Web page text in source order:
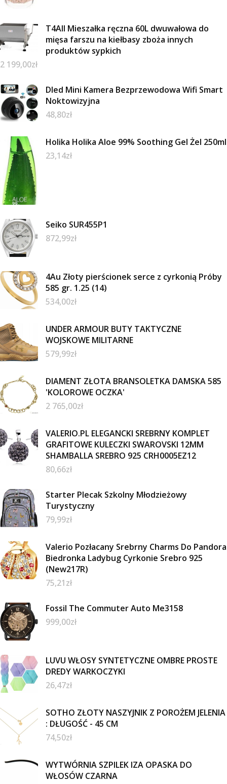
T4All Mieszałka ręczna 60L dwuwałowa do
mięsa farszu na kiełbasy zboża innych
produktów sypkich
2 199,00zł
Dled Mini Kamera Bezprzewodowa Wifi Smart
Noktowizyjna
48,80zł
Holika Holika Aloe 99% Soothing Gel Żel 250ml
23,14zł
Seiko SUR455P1
872,99zł
4Au Złoty pierścionek serce z cyrkonią Próby
585 gr. 1.25 (14)
534,00zł
UNDER ARMOUR BUTY TAKTYCZNE
WOJSKOWE MILITARNE
579,99zł
DIAMENT ZŁOTA BRANSOLETKA DAMSKA 585
'KOLOROWE OCZKA'
2 765,00zł
VALERIO.PL ELEGANCKI SREBRNY KOMPLET
GRAFITOWE KULECZKI SWAROVSKI 12MM
SHAMBALLA SREBRO 925 CRH0005EZ12
80,66zł
Starter Plecak Szkolny Młodzieżowy
Turystyczny
79,99zł
Valerio Pozłacany Srebrny Charms Do Pandora
Biedronka Ladybug Cyrkonie Srebro 925
(New217R)
75,21zł
Fossil The Commuter Auto Me3158
999,00zł
LUVU WŁOSY SYNTETYCZNE OMBRE PROSTE
DREDY WARKOCZYKI
26,47zł
SOTHO ZŁOTY NASZYJNIK Z POROŻEM JELENIA
: DŁUGOŚĆ - 45 CM
74,50zł
WYTWÓRNIA SZPILEK IZA OPASKA DO
WŁOSÓW CZARNA